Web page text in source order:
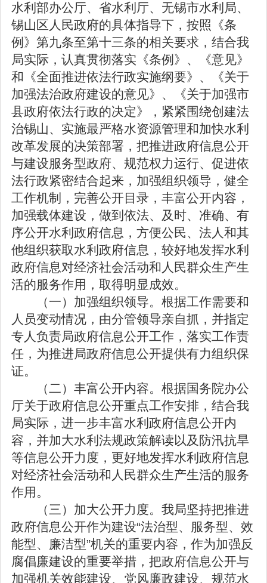
水利部办公厅、省水利厅、无锡市水利局、
锡山区人民政府的具体指导下，按照《条
例》第九条至第十三条的相关要求，结合我
局实际，认真贯彻落实《条例》、《意见》
和《全面推进依法行政实施纲要》、《关于
加强法治政府建设的意见》、《关于加强市
县政府依法行政的决定》，紧紧围绕创建法
治锡山、实施最严格水资源管理和加快水利
改革发展的决策部署，把推进政府信息公开
与建设服务型政府、规范权力运行、促进依
法行政紧密结合起来，加强组织领导，健全
工作机制，完善公开目录，丰富公开内容，
加强载体建设，做到依法、及时、准确、有
序公开水利政府信息，方便公民、法人和其
他组织获取水利政府信息，较好地发挥水利
政府信息对经济社会活动和人民群众生产生
活的服务作用，取得明显成效。
（一）加强组织领导。根据工作需要和
人员变动情况，由分管领导亲自抓，并指定
专人负责局政府信息公开工作，落实工作责
任，为推进局政府信息公开提供有力组织保
证。
（二）丰富公开内容。根据国务院办公
厅关于政府信息公开重点工作安排，结合我
局实际，进一步丰富水利政府信息公开内
容，并加大水利法规政策解读以及防汛抗旱
等信息公开力度，更好地发挥水利政府信息
对经济社会活动和人民群众生产生活的服务
作用。
（三）加大公开力度。我局坚持把推进
政府信息公开作为建设“法治型、服务型、效
能型、廉洁型”机关的重要内容，作为加强反
腐倡廉建设的重要举措，把政府信息公开与
加强机关效能建设、党风廉政建设、规范水